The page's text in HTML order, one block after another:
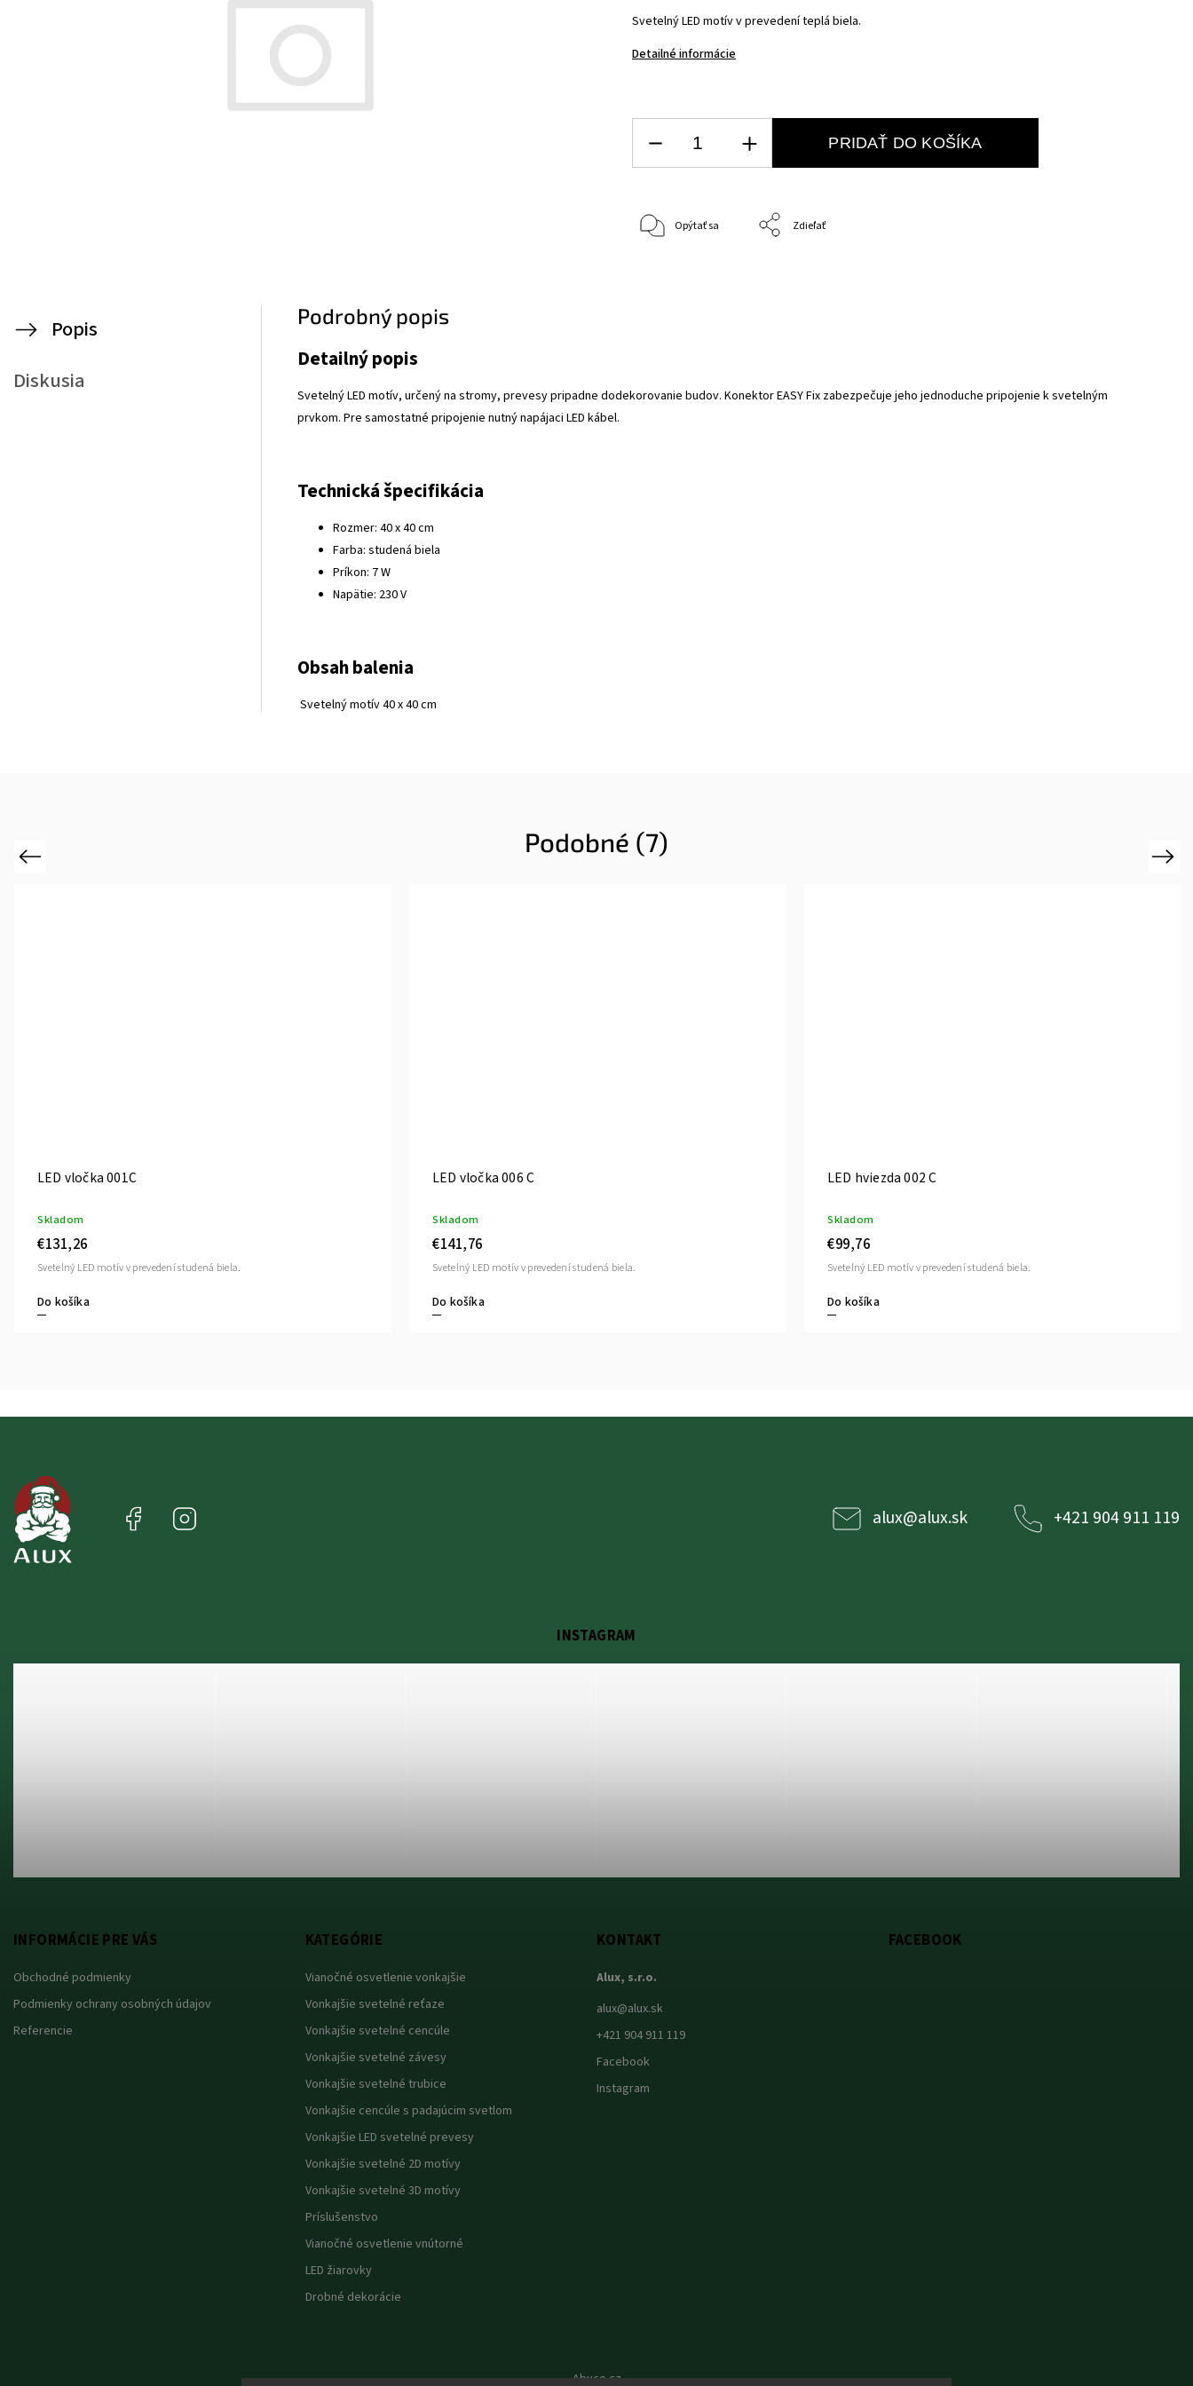
Svetelný LED motív v prevedení teplá biela.
Detailné informácie
PRIDAŤ DO KOŠÍKA
Opýtať sa Zdieľať
Popis
Diskusia
Podrobný popis
Detailný popis
Svetelný LED motív, určený na stromy, prevesy pripadne dodekorovanie budov. Konektor EASY Fix zabezpečuje jeho jednoduche pripojenie k svetelným
prvkom. Pre samostatné pripojenie nutný napájaci LED kábel.
Technická špecifikácia
Rozmer: 40 x 40 cm
Farba: studená biela
Príkon: 7 W
Napätie: 230 V
Obsah balenia
Svetelný motív 40 x 40 cm
Podobné (7)
Previous
LED vločka 001C
Skladom
€131,26
Do košíka
Svetelný LED motív v prevedení studená biela.
LED vločka 006 C
Skladom
€141,76
Do košíka
Svetelný LED motív v prevedení studená biela.
LED hviezda 002 C
Skladom
€99,76
Do košíka
Svetelný LED motív v prevedení studená biela.
Next
FacebookInstagram alux@alux.sk +421 904 911 119
INFORMÁCIE PRE VÁS
Obchodné podmienky
Podmienky ochrany osobných údajov
Referencie
KATEGÓRIE
Vianočné osvetlenie vonkajšie
Vonkajšie svetelné reťaze
Vonkajšie svetelné cencúle
Vonkajšie svetelné závesy
Vonkajšie svetelné trubice
Vonkajšie cencúle s padajúcim svetlom
Vonkajšie LED svetelné prevesy
Vonkajšie svetelné 2D motívy
Vonkajšie svetelné 3D motívy
Príslušenstvo
Vianočné osvetlenie vnútorné
LED žiarovky
Drobné dekorácie
KONTAKT
Alux, s.r.o.
alux@alux.sk
+421 904 911 119
Facebook
Instagram
INSTAGRAM
FACEBOOK
Abuco.cz